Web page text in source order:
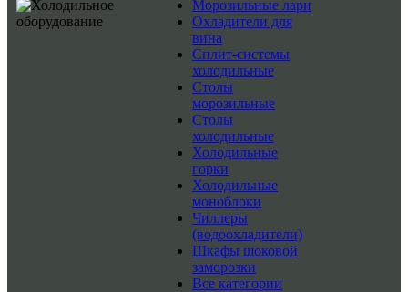
Морозильные лари
Охладители для
вина
Сплит-системы
холодильные
Столы
морозильные
Столы
холодильные
Холодильные
горки
Холодильные
моноблоки
Чиллеры
(водоохладители)
Шкафы шоковой
заморозки
Все категории